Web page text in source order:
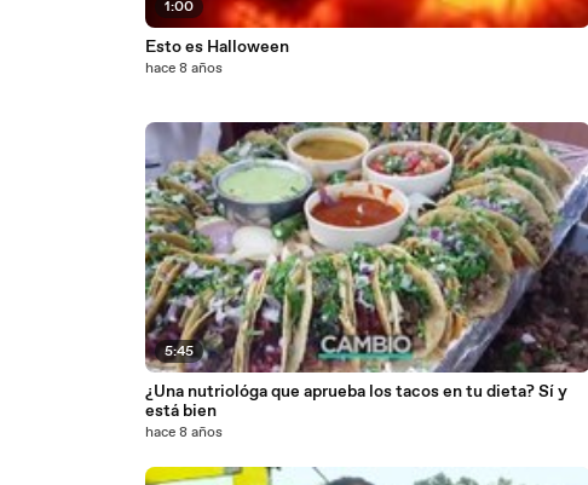
1:00
Esto es Halloween
hace 8 años
5:45
¿Una nutriológa que aprueba los tacos en tu dieta? Sí y
está bien
hace 8 años